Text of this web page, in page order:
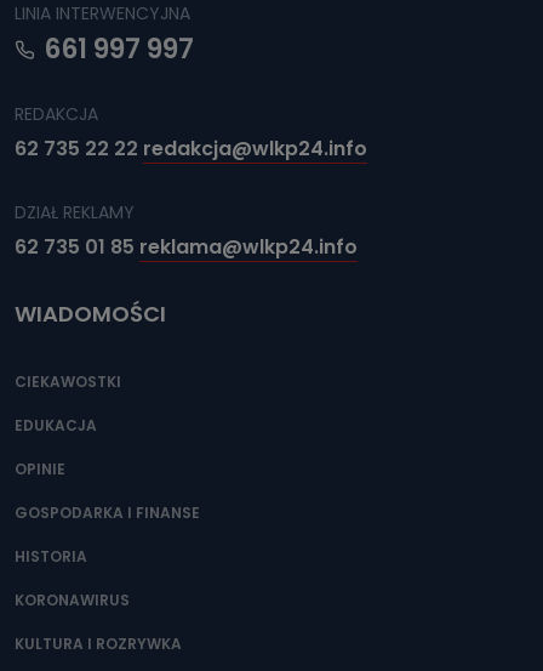
LINIA INTERWENCYJNA
661 997 997
REDAKCJA
62 735 22 22 redakcja@wlkp24.info
DZIAŁ REKLAMY
62 735 01 85 reklama@wlkp24.info
WIADOMOŚCI
CIEKAWOSTKI
EDUKACJA
OPINIE
GOSPODARKA I FINANSE
HISTORIA
KORONAWIRUS
KULTURA I ROZRYWKA